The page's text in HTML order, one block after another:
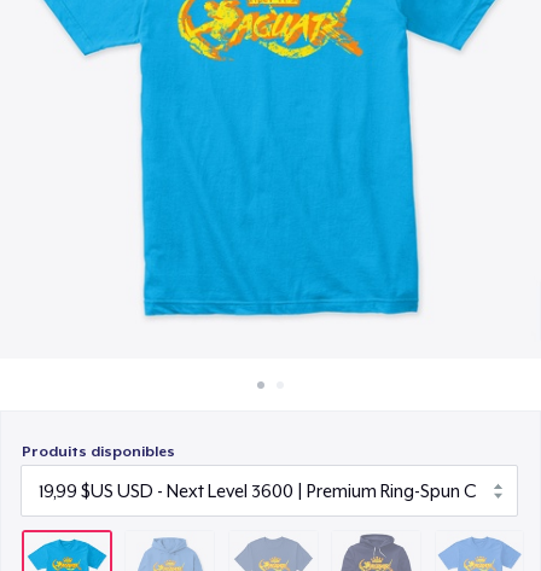
Vendez partout
Produits disponibles
17,99 $US
Unisex Premium Pullover Hoodie
34,99 $US
22,99 $US